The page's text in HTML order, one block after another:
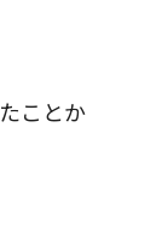
ことか